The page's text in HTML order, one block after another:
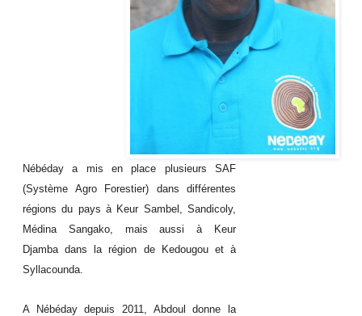
Nébéday a mis en place plusieurs SAF
(Système Agro Forestier) dans différentes
régions du pays à Keur Sambel, Sandicoly,
Médina Sangako, mais aussi à Keur
Djamba dans la région de Kedougou et à
Syllacounda.
A Nébéday depuis 2011, Abdoul donne la